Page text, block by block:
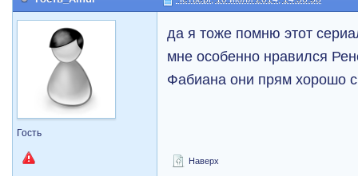
Гость
да я тоже помню этот
мне особенно нравился
Фабиана они прям хорошо
Наверх